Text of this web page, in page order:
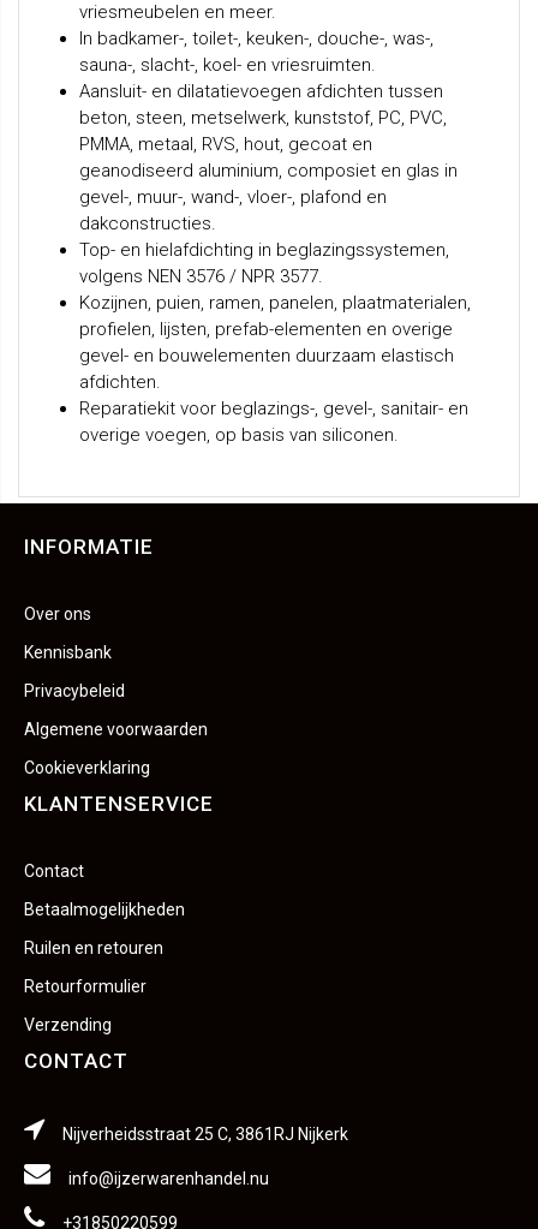
vriesmeubelen en meer.
In badkamer-, toilet-, keuken-, douche-, was-,
sauna-, slacht-, koel- en vriesruimten.
Aansluit- en dilatatievoegen afdichten tussen
beton, steen, metselwerk, kunststof, PC, PVC,
PMMA, metaal, RVS, hout, gecoat en
geanodiseerd aluminium, composiet en glas in
gevel-, muur-, wand-, vloer-, plafond en
dakconstructies.
Top- en hielafdichting in beglazingssystemen,
volgens NEN 3576 / NPR 3577.
Kozijnen, puien, ramen, panelen, plaatmaterialen,
profielen, lijsten, prefab-elementen en overige
gevel- en bouwelementen duurzaam elastisch
afdichten.
Reparatiekit voor beglazings-, gevel-, sanitair- en
overige voegen, op basis van siliconen.
INFORMATIE
Over ons
Kennisbank
Privacybeleid
Algemene voorwaarden
Cookieverklaring
KLANTENSERVICE
Contact
Betaalmogelijkheden
Ruilen en retouren
Retourformulier
Verzending
CONTACT
Nijverheidsstraat 25 C, 3861RJ Nijkerk
info@ijzerwarenhandel.nu
+31850220599